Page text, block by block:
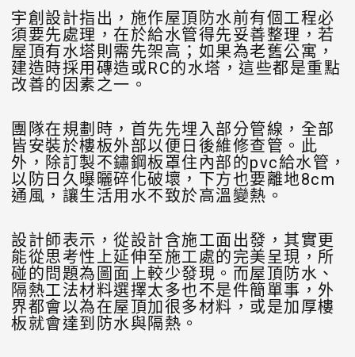
宇創設計指出，施作屋頂防水前有個工程必
須要先處理，在於給水管得先妥善整理，若
屋頂有水塔則需先架高；如果為老舊公寓，
建造時採用磚造或RC的水塔，這些都是重點
改善的因素之一。
團隊在規劃時，首先先埋入部分管線，全部
皆安裝於樓板外部以便日後維修查管。此
外，除訂製不鏽鋼板罩住內部的pvc給水管，
以防日久曝曬碎化破壞，下方也要離地8cm
通風，讓生活用水不致於高溫變熱。
設計師表示，從設計含施工面出發，其實更
能從思考性上延伸至施工處的完美呈現，所
碰的問題為圖面上較少發現。而屋頂防水、
隔熱工法材料選擇太多也不是件簡單事，外
界都會以為在屋頂加很多材料，或是加厚樓
板就會達到防水與隔熱。